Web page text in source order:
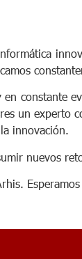
en constante
un experto
innovación.
nuevos